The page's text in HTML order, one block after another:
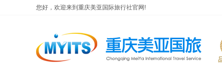
您好，欢迎来到重庆美亚国际旅行社官网!